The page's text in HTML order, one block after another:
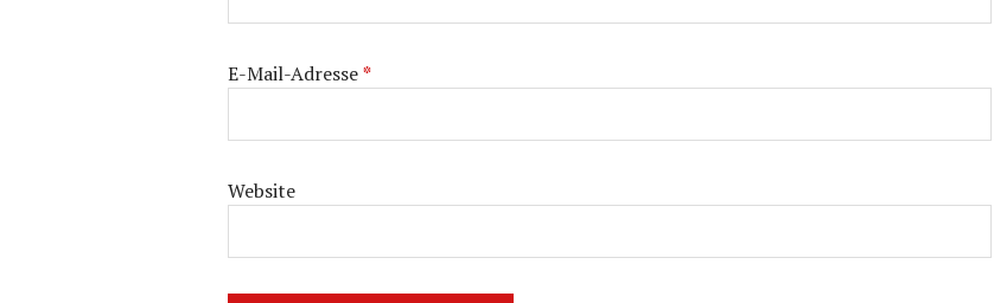
E-Mail-Adresse*
Website